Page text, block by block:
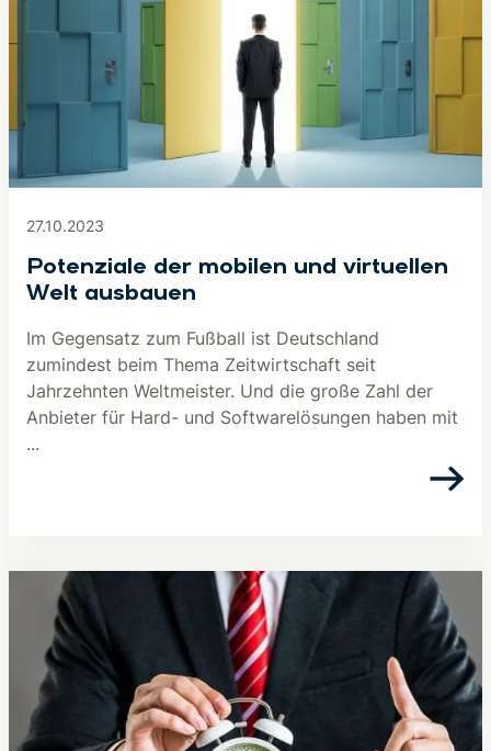
27.10.2023
Potenziale der mobilen und virtuellen
Welt ausbauen
Im Gegensatz zum Fußball ist Deutschland
zumindest beim Thema Zeitwirtschaft seit
Jahrzehnten Weltmeister. Und die große Zahl der
Anbieter für Hard- und Softwarelösungen haben mit
...